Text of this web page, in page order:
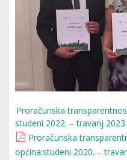
Proračunska
studeni 2022. – travanj 2023.
Proračunska
općina:studeni 2020. –